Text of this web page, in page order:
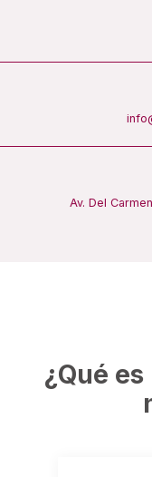
Av. Del
¿Qué